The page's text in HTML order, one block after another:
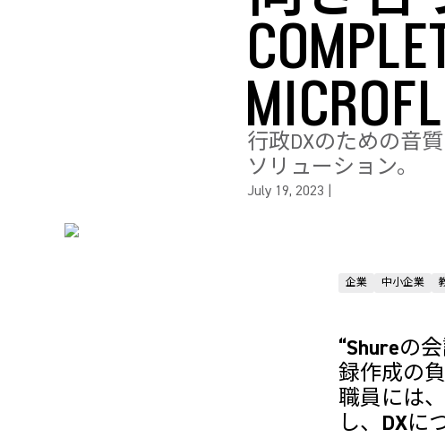
行政DXのための音
ソリューション。
July 19, 2023
企業 中小企業
“Shureの
録作成の
職員には
し、DXに